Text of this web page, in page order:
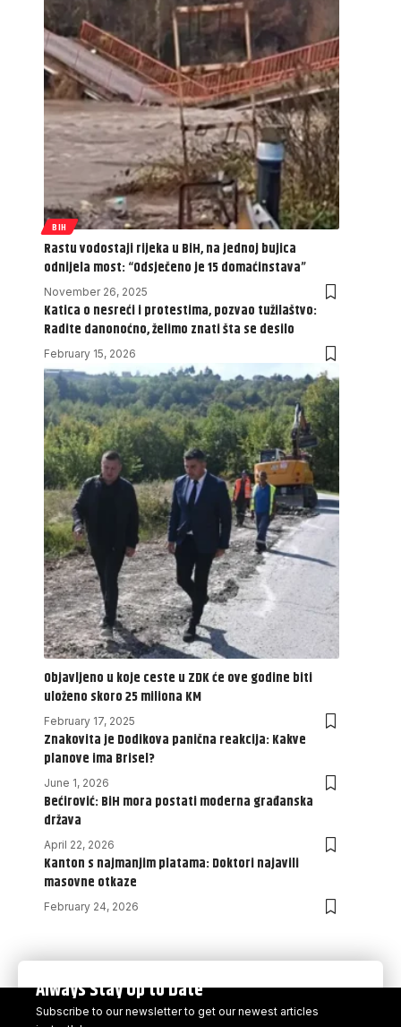
BIH
Rastu vodostaji rijeka u BiH, na jednoj bujica
odnijela most: “Odsječeno je 15 domaćinstava”
November 26, 2025
Katica o nesreći i protestima, pozvao tužilaštvo:
Radite danonoćno, želimo znati šta se desilo
February 15, 2026
Objavljeno u koje ceste u ZDK će ove godine biti
uloženo skoro 25 miliona KM
February 17, 2025
Znakovita je Dodikova panična reakcija: Kakve
planove ima Brisel?
June 1, 2026
Bećirović: BiH mora postati moderna građanska
država
April 22, 2026
Kanton s najmanjim platama: Doktori najavili
masovne otkaze
February 24, 2026
Always Stay Up to Date
Subscribe to our newsletter to get our newest articles